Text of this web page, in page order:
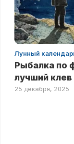
Лунный
Рыбалка по
лучший клев
25 декабря, 2025